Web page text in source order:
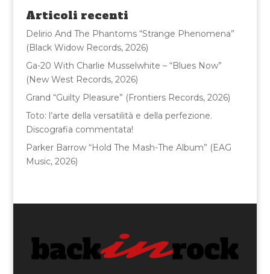
o
o
k
di
Articoli recenti
Delirio And The Phantoms “Strange Phenomena”
(Black Widow Records, 2026)
Ga-20 With Charlie Musselwhite – “Blues Now”
(New West Records, 2026)
Grand “Guilty Pleasure” (Frontiers Records, 2026)
Toto: l’arte della versatilità e della perfezione.
Discografia commentata!
Parker Barrow “Hold The Mash-The Album” (EAG
Music, 2026)